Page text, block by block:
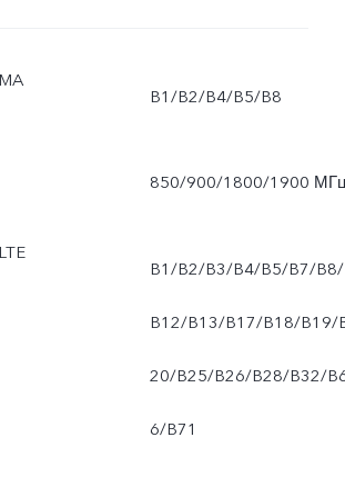
B1/B2/B4/B5/B8
850/900/1800/1900
B1/B2/B3/B4/B5/B7/B8/
B12/B13/B17/B18/B19/
20/B25/B26/B28/B32/
6/B71